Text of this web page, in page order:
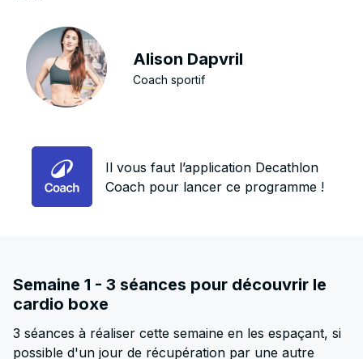
Alison Dapvril
Coach sportif
Il vous faut l’application Decathlon
Coach pour lancer ce programme !
Semaine 1 - 3 séances pour découvrir le
cardio boxe
3 séances à réaliser cette semaine en les espaçant, si
possible d'un jour de récupération par une autre